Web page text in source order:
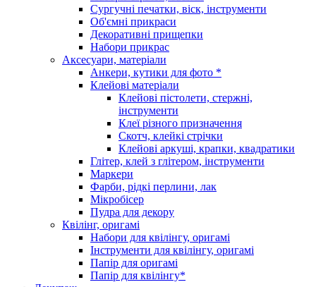
Сургучні печатки, віск, інструменти
Об'ємні прикраси
Декоративні прищепки
Набори прикрас
Аксесуари, матеріали
Анкери, кутики для фото *
Клейові матеріали
Клейові пістолети, стержні,
інструменти
Клеї різного призначення
Скотч, клейкі стрічки
Клейові аркуші, крапки, квадратики
Глітер, клей з глітером, інструменти
Маркери
Фарби, рідкі перлини, лак
Мікробісер
Пудра для декору
Квілінг, оригамі
Набори для квілінгу, оригамі
Інструменти для квілінгу, оригамі
Папір для оригамі
Папір для квілінгу*